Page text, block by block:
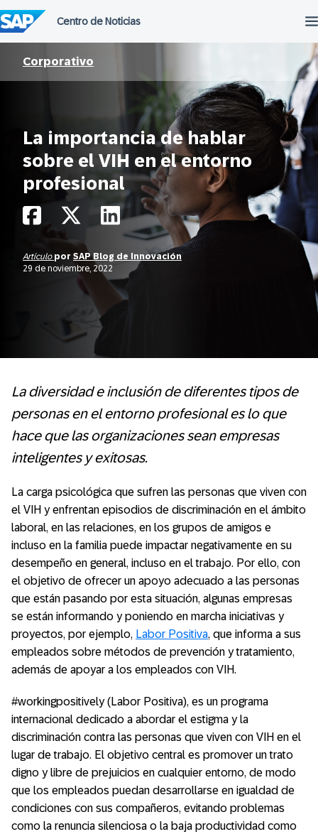
al
contenido
Corporativo
La importancia de hablar
sobre el VIH en el entorno
profesional
Artículo por SAP Blog de Innovación
29 de noviembre, 2022
La diversidad e inclusión de diferentes tipos de
personas en el entorno profesional es lo que
hace que las organizaciones sean empresas
inteligentes y exitosas.
La carga psicológica que sufren las personas que viven con
el VIH y enfrentan episodios de discriminación en el ámbito
laboral, en las relaciones, en los grupos de amigos e
incluso en la familia puede impactar negativamente en su
desempeño en general, incluso en el trabajo. Por ello, con
el objetivo de ofrecer un apoyo adecuado a las personas
que están pasando por esta situación, algunas empresas
se están informando y poniendo en marcha iniciativas y
proyectos, por ejemplo, Labor Positiva, que informa a sus
empleados sobre métodos de prevención y tratamiento,
además de apoyar a los empleados con VIH.
#workingpositively (Labor Positiva), es un programa
internacional dedicado a abordar el estigma y la
discriminación contra las personas que viven con VIH en el
lugar de trabajo. El objetivo central es promover un trato
digno y libre de prejuicios en cualquier entorno, de modo
que los empleados puedan desarrollarse en igualdad de
condiciones con sus compañeros, evitando problemas
como la renuncia silenciosa o la baja productividad como